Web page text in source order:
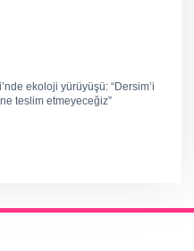
ekoloji yürüyüşü: “Dersim’i
teslim etmeyeceğiz”